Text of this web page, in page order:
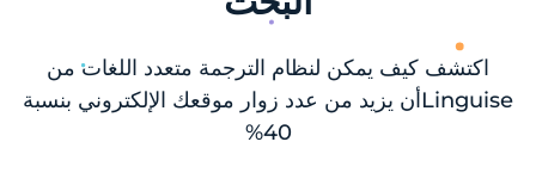
كيف يمكن لنظام الترجمة متعدد اللغات من
Linguiseأن يزيد من عدد زوار موقعك الإلكتروني بنسبة